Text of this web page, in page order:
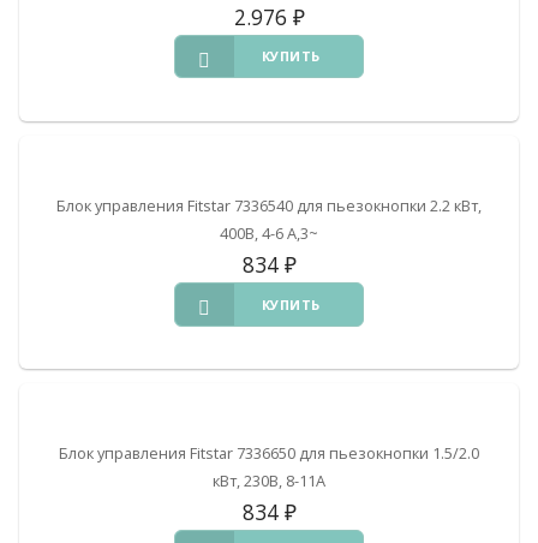
2.976 ₽
КУПИТЬ
Блок управления Fitstar 7336540 для пьезокнопки 2.2 кВт,
400В, 4-6 А,3~
834 ₽
КУПИТЬ
Блок управления Fitstar 7336650 для пьезокнопки 1.5/2.0
кВт, 230В, 8-11А
834 ₽